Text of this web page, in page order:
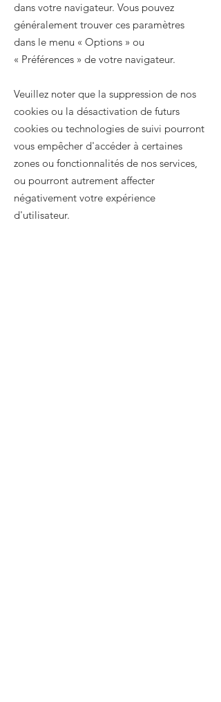
dans votre navigateur. Vous pouvez
généralement trouver ces paramètres
dans le menu « Options » ou
« Préférences » de votre navigateur.
Veuillez noter que la suppression de nos
cookies ou la désactivation de futurs
cookies ou technologies de suivi pourront
vous empêcher d'accéder à certaines
zones ou fonctionnalités de nos services,
ou pourront autrement affecter
négativement votre expérience
d'utilisateur.